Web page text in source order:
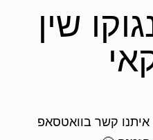
שין
קשר בוואטסאפ